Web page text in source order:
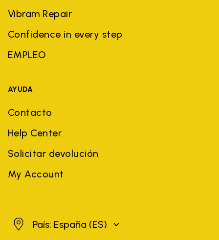
Vibram Repair
Confidence in every step
EMPLEO
AYUDA
Contacto
Help Center
Solicitar devolución
My Account
EspañaPaís: España (ES)